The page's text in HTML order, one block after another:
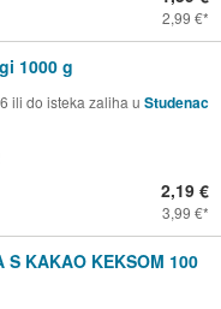
2,99 €
1000 g
ili do isteka zaliha u Studenac
2,19 €
3,99 €
S KAKAO KEKSOM 100